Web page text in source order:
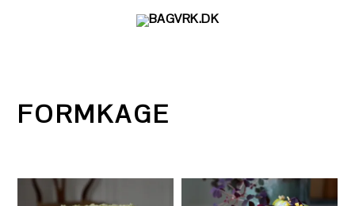
FORMKAGE